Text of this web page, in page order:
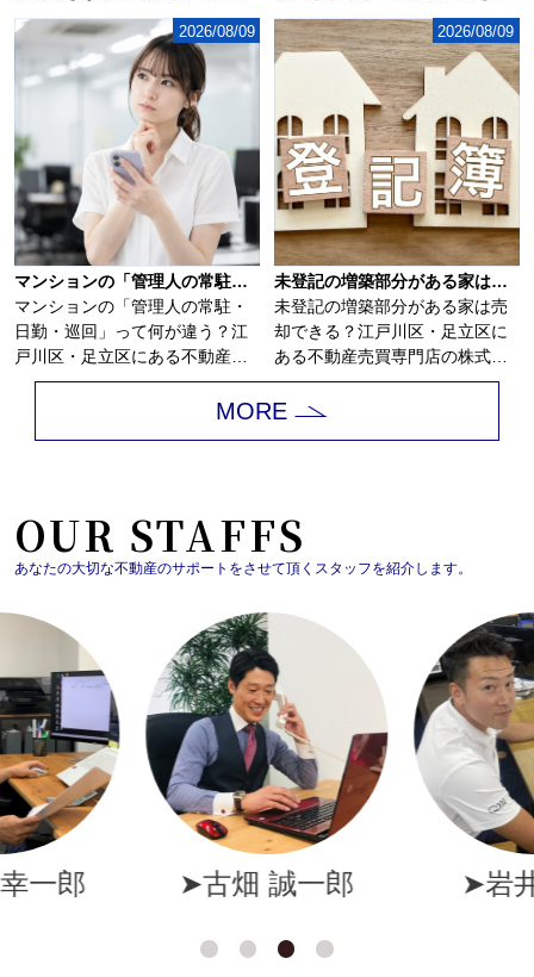
間や、お仕事終わ...
討するとき...
マンションの「管理人の常駐・日勤・巡回」って何が違う？
マンションの「管理人の常駐・
日勤・巡回」って何が違う？江
戸川区・足立区にある不動産売
買専門店の株式会...
2026/08/09
未登記の増築部分がある家は売却できる？
未登記の増築部分がある家は売
却できる？江戸川区・足立区に
ある不動産売買専門店の株式会
社アサイホームで...
2026/08/09
MORE
OUR STAFFS
あなたの大切な不動産のサポートをさせて頂くスタッフを紹介します。
一郎 ➤古畑 誠一郎 ➤岩